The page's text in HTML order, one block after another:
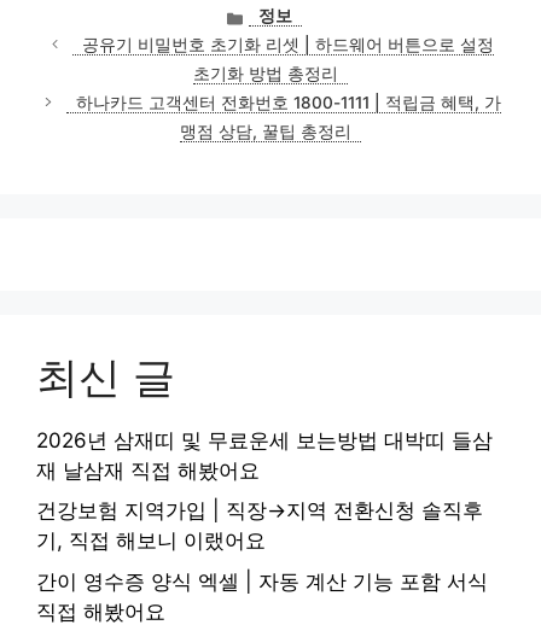
카
테
고
리
정보
공유기 비밀번호 초기화 리셋 | 하드웨어 버튼으로 설정
초기화 방법 총정리
하나카드 고객센터 전화번호 1800-1111 | 적립금 혜택, 가
맹점 상담, 꿀팁 총정리
최신 글
2026년 삼재띠 및 무료운세 보는방법 대박띠 들삼
재 날삼재 직접 해봤어요
건강보험 지역가입 | 직장→지역 전환신청 솔직후
기, 직접 해보니 이랬어요
간이 영수증 양식 엑셀 | 자동 계산 기능 포함 서식
직접 해봤어요